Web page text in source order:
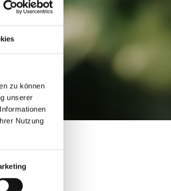
zu können
unserer
Nutzung